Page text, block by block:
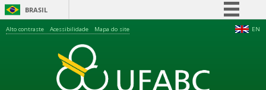
BRASIL
Acesso à informação
EN
Alto contraste Acessibilidade Mapa do site